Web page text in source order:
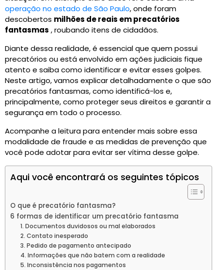
operação no estado de São Paulo, onde foram
descobertos milhões de reais em precatórios
fantasmas , roubando itens de cidadãos.
Diante dessa realidade, é essencial que quem possui
precatórios ou está envolvido em ações judiciais fique
atento e saiba como identificar e evitar esses golpes.
Neste artigo, vamos explicar detalhadamente o que são
precatórios fantasmas, como identificá-los e,
principalmente, como proteger seus direitos e garantir a
segurança em todo o processo.
Acompanhe a leitura para entender mais sobre essa
modalidade de fraude e as medidas de prevenção que
você pode adotar para evitar ser vítima desse golpe.
Aqui você encontrará os seguintes tópicos
O que é precatório fantasma?
6 formas de identificar um precatório fantasma
1. Documentos duvidosos ou mal elaborados
2. Contato inesperado
3. Pedido de pagamento antecipado
4. Informações que não batem com a realidade
5. Inconsistência nos pagamentos